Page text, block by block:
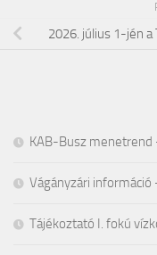
2026. július 1-jén
KAB-Busz menetrend
Vágányzári
Tájékoztató I. fokú